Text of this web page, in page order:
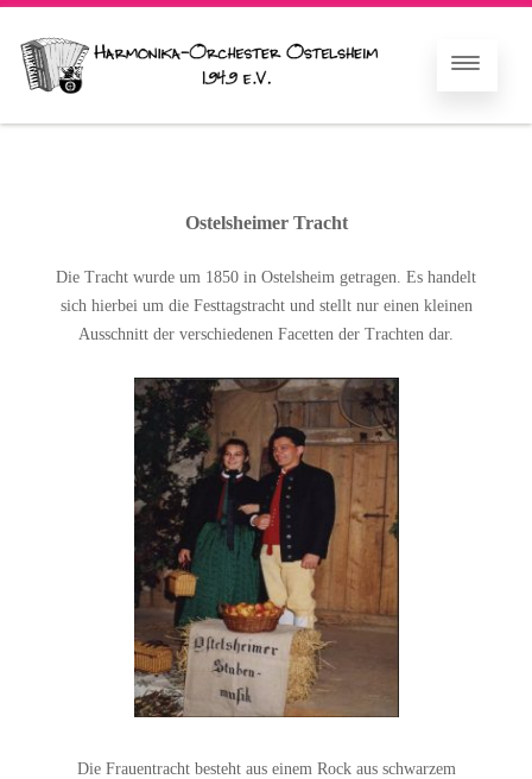
Ostelsheimer Tracht
Die Tracht wurde um 1850 in Ostelsheim getragen. Es handelt
sich hierbei um die Festtagstracht und stellt nur einen kleinen
Ausschnitt der verschiedenen Facetten der Trachten dar.
Die Frauentracht besteht aus einem Rock aus schwarzem